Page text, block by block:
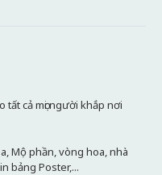
cả mọi người khắp nơi
Mộ phần, vòng hoa, nhà
bảng Poster,...